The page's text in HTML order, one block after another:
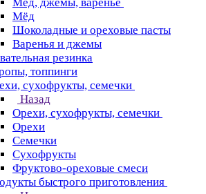
Мёд
Шоколадные и ореховые пасты
Варенья и джемы
резинка
топпинги
сухофрукты, семечки
Назад
Орехи, сухофрукты, семечки
Орехи
Семечки
Сухофрукты
Фруктово-ореховые смеси
быстрого приготовления